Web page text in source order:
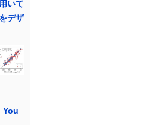
いて
デザ
You